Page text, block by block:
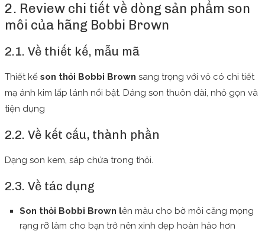
2. Review chi tiết về dòng sản phẩm son
môi của hãng Bobbi Brown
2.1. Về thiết kế, mẫu mã
Thiết kế son thỏi Bobbi Brown sang trọng với vỏ có chi tiết
mạ ánh kim lấp lánh nổi bật. Dáng son thuôn dài, nhỏ gọn và
tiện dụng
2.2. Về kết cấu, thành phần
Dạng son kem, sáp chứa trong thỏi.
2.3. Về tác dụng
Son thỏi Bobbi Brown lên màu cho bờ môi căng mọng
rạng rỡ làm cho bạn trở nên xinh đẹp hoàn hảo hơn